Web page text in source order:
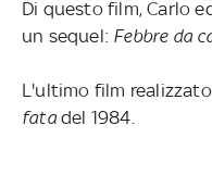
Di questo film, Carlo
un sequel: Febbre da
L'ultimo film
fatadel 1984.